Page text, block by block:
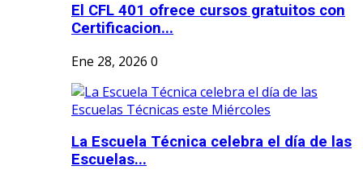
El CFL 401 ofrece cursos gratuitos con
Certificacion...
Ene 28, 2026 0
La Escuela Técnica celebra el día de las
Escuelas...